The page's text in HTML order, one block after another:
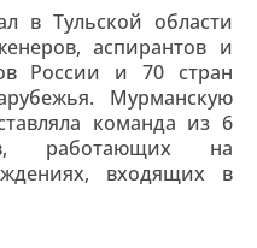
в Тульской области
аспирантов и
России и 70 стран
Мурманскую
команда из 6
работающих на
входящих в